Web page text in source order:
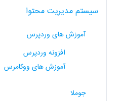
سیستم مدیریت محتوا
آموزش های وردپرس
افزونه وردپرس
آموزش های ووکامرس
جوملا